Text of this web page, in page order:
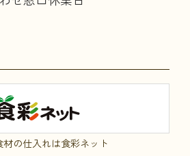
材の仕入れは食彩ネット